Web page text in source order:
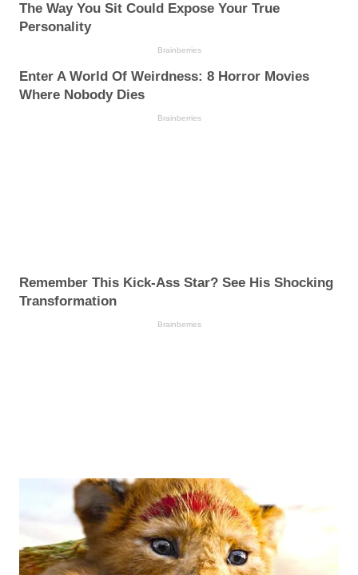
The Way You Sit Could Expose Your True
Personality
Brainberries
Enter A World Of Weirdness: 8 Horror Movies
Where Nobody Dies
Brainberries
Remember This Kick-Ass Star? See His Shocking
Transformation
Brainberries